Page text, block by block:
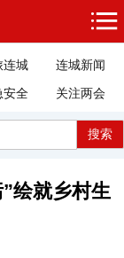
连城
连城新闻
安全 关注两会
搜索
”绘就乡村生